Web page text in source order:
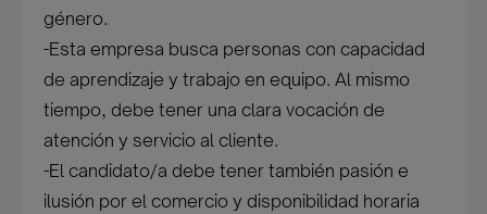
género.
-Esta empresa busca personas con capacidad
de aprendizaje y trabajo en equipo. Al mismo
tiempo, debe tener una clara vocación de
atención y servicio al cliente.
-El candidato/a debe tener también pasión e
ilusión por el comercio y disponibilidad horaria